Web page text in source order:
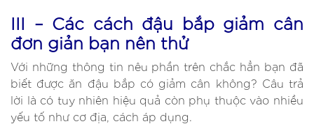
III – Các cách đậu bắp giảm cân
đơn giản bạn nên thử
Với những thông tin nêu phần trên chắc hẳn bạn đã
biết được ăn đậu bắp có giảm cân không? Câu trả
lời là có tuy nhiên hiệu quả còn phụ thuộc vào nhiều
yếu tố như cơ địa, cách áp dụng.